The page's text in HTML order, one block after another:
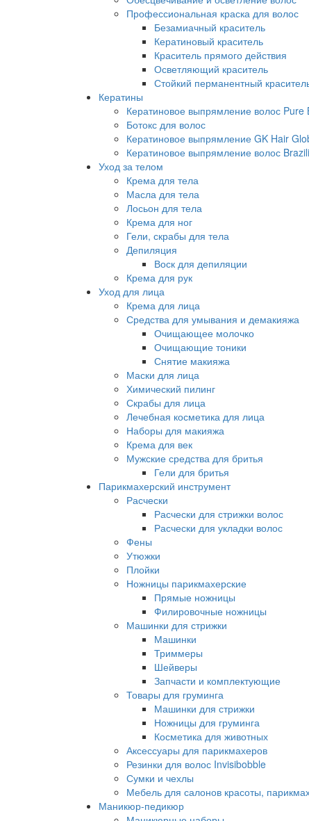
Профессиональная краска для волос
Безамиачный краситель
Кератиновый краситель
Краситель прямого действия
Осветляющий краситель
Стойкий перманентный
Кератины
Кератиновое выпрямление волос Pure
Ботокс для волос
Кератиновое выпрямление GK Hair
Кератиновое выпрямление волос
Уход за телом
Крема для тела
Масла для тела
Лосьон для тела
Крема для ног
Гели, скрабы для тела
Депиляция
Воск для депиляции
Крема для рук
Уход для лица
Крема для лица
Средства для умывания и демакияжа
Очищающее молочко
Очищающие тоники
Снятие макияжа
Маски для лица
Химический пилинг
Скрабы для лица
Лечебная косметика для лица
Наборы для макияжа
Крема для век
Мужские средства для бритья
Гели для бритья
Парикмахерский инструмент
Расчески
Расчески для стрижки волос
Расчески для укладки волос
Фены
Утюжки
Плойки
Ножницы парикмахерские
Прямые ножницы
Филировочные ножницы
Машинки для стрижки
Машинки
Триммеры
Шейверы
Запчасти и комплектующие
Товары для груминга
Машинки для стрижки
Ножницы для груминга
Косметика для животных
Аксессуары для парикмахеров
Резинки для волос Invisibobble
Сумки и чехлы
Мебель для салонов красоты,
Маникюр-педикюр